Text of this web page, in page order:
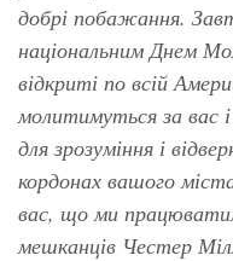
добрі побажання.
національним Днем
відкриті по всій
молитимуться за вас
для зрозуміння і
кордонах вашого
вас, що ми
мешканців Честер